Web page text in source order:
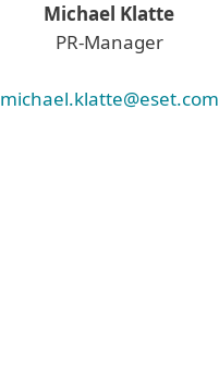
Michael Klatte
PR-Manager
michael.klatte@eset.com